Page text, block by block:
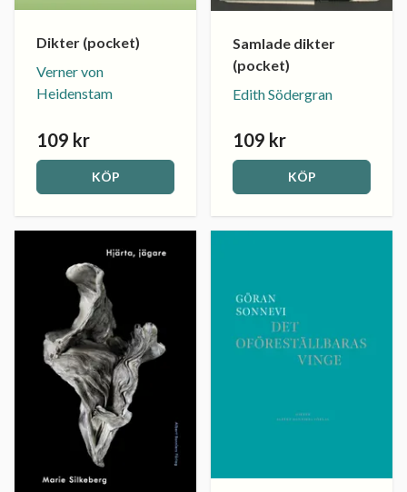
Dikter (pocket)
Verner von
Heidenstam
109 kr
KÖP
Samlade dikter
(pocket)
Edith Södergran
109 kr
KÖP